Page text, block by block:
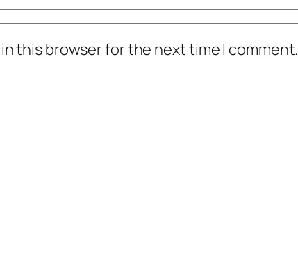
this browser for the next time I comment.